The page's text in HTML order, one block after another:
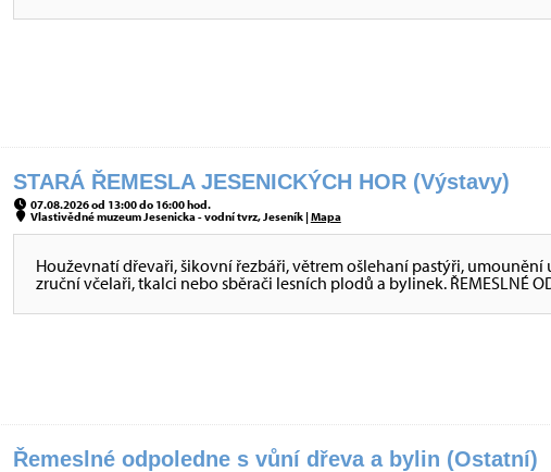
STARÁ ŘEMESLA JESENICKÝCH HOR (Výstavy)
07.08.2026 od 13:00 do 16:00 hod.
Vlastivědné muzeum Jesenicka - vodní tvrz, Jeseník |Mapa
Houževnatí dřevaři, šikovní řezbáři, větrem ošlehaní pastýři, umounění
zruční včelaři, tkalci nebo sběrači lesních plodů a bylinek. ŘEMESLNÉ
Řemeslné odpoledne s vůní dřeva a bylin (Ostatní)